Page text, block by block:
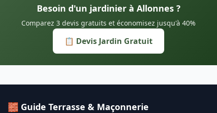
Besoin d'un jardinier à Allonnes ?
Comparez 3 devis gratuits et économisez jusqu'à 40%
📋 Devis Jardin Gratuit
🧱 Guide Terrasse & Maçonnerie